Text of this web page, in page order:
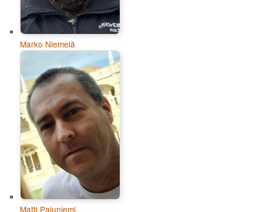
Marko Niemelä
Matti Pajuniemi